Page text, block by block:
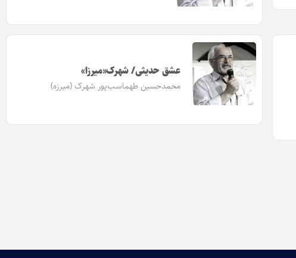
عشق حدیثی/ شهرک«میرزا»
محمدحسین طهماسب‌پور شهرک (میرزه)